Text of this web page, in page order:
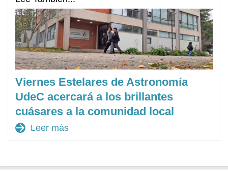
Viernes Estelares de Astronomía
UdeC acercará a los brillantes
cuásares a la comunidad local
arrow_forward Leer más